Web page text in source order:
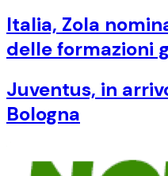
Italia, Zola
delle formazioni
Juventus, in
Bologna